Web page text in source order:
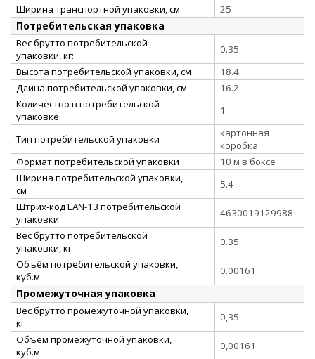
Ширина транспортной упаковки, см
25
Потребительская упаковка
Вес брутто потребительской
упаковки, кг:
0.35
Высота потребительской упаковки, см
18.4
Длина потребительской упаковки, см
16.2
Количество в потребительской
упаковке
1
Тип потребительской упаковки
картонная
коробка
Формат потребительской упаковки
10 м в боксе
Ширина потребительской упаковки,
см
5.4
Штрих-код EAN-13 потребительской
упаковки
4630019129988
Вес брутто потребительской
упаковки, кг
0.35
Объём потребительской упаковки,
куб.м
0.00161
Промежуточная упаковка
Вес брутто промежуточной упаковки,
кг
0,35
Объём промежуточной упаковки,
куб.м
0,00161